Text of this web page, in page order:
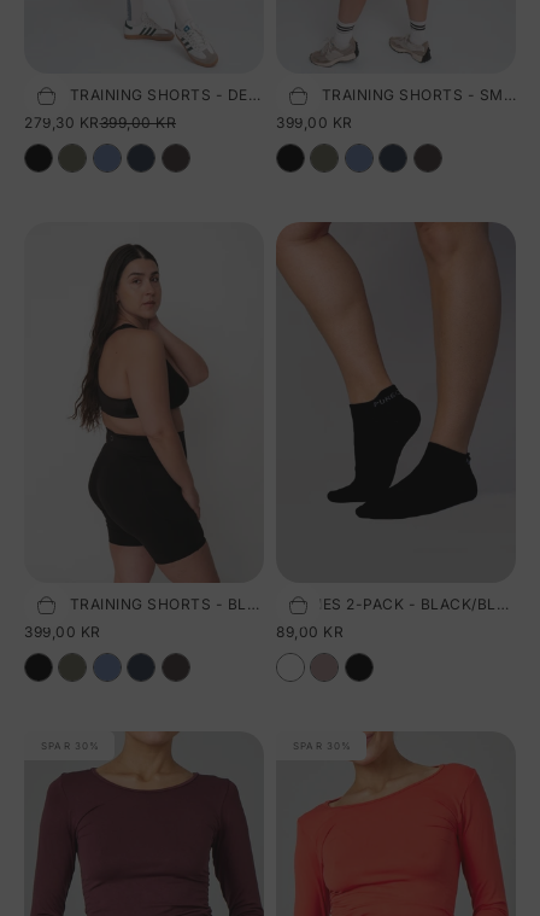
Vælg størrelse
PURE TRAINING SHORTS - DEW BLUE
SALGSPRIS
279,30 KRNORMALPRIS
399,00 KR
Tilføj til kurv
PURE TRAINING SHORTS - SMOKEY OLIVE
SALGSPRIS
399,00 KR
Vælg størrelse
SALGSPRIS
399,00 KR
Vælg størrelse
SALGSPRIS
89,00 KR
SPAR 30% SPAR 30%